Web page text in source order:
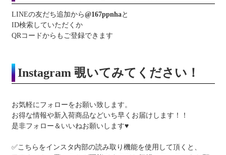
LINEの友だち追加から@167ppnhaと
ID検索していただくか
QRコードからもご登録できます
Instagram 覗いてみてください！
お気軽にフォローをお願い致します。
お得な情報や新入荷商品などいち早くお届けします！！
是非フォロー＆いいねお願いします♥
✅こちらをインスタ内部の読み取り機能を使用して頂くと、